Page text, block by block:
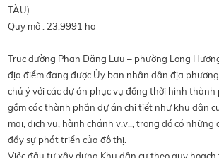
TÀU)
Quy mô : 23,9991 ha
Trục đường Phan Đăng Lưu – phường Long
địa điểm đang được Ủy ban nhân dân địa
chú ý với các dự án phục vụ đồng thời hình
gồm các thành phần dự án chi tiết như khu dân
mại, dịch vụ, hành chánh v.v.., trong đó có
đẩy sự phát triển của đô thị.
Việc đầu tư xây dựng Khu dân cư theo quy